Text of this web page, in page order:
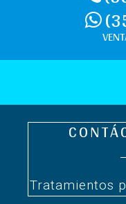
Tratamientos